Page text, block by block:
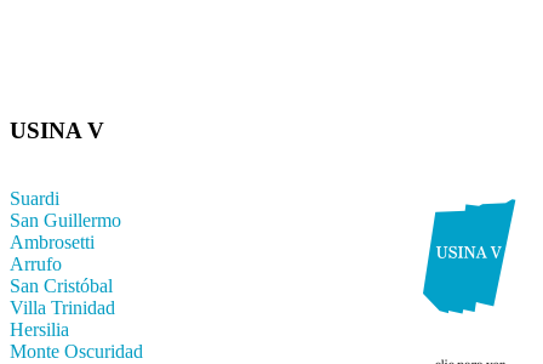
USINA V
Suardi
San Guillermo
Ambrosetti
Arrufo
San Cristóbal
Villa Trinidad
Hersilia
Monte Oscuridad